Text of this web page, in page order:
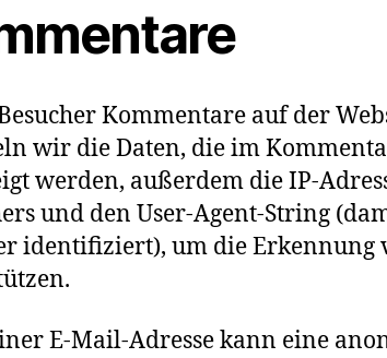
Kommentare auf der
wir die Daten, die im
werden, außerdem die IP-
und den User-Agent-String
identifiziert), um die Erkennung
E-Mail-Adresse kann eine